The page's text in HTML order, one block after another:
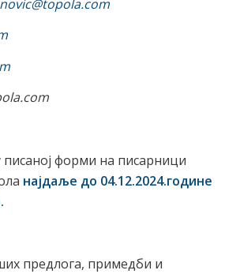
писаној форми на писарници
најдаље до 04.12.2024.године
предлога, примедби и